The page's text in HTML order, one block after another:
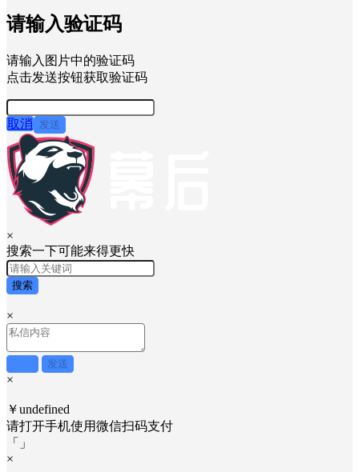
请输入验证码
请输入图片中的验证码
点击发送按钮获取验证码
取消 发送
×
搜索一下可能来得更快
搜索
×
发送
×
￥undefined
请打开手机使用微信扫码支付
「
」
×